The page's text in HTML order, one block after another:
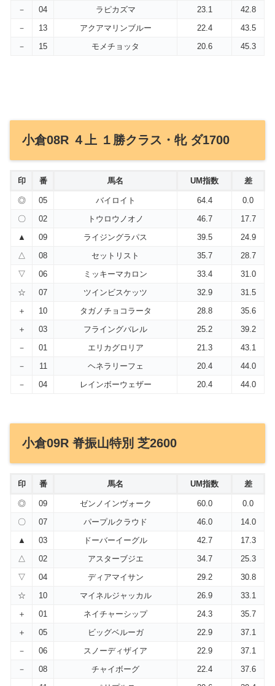
－
04 ラピカズマ 23.1
42.8
－
13 アクアマリンブルー 22.4
43.5
－
15 モメチョッタ 20.6 45.3
小倉08R ４上 １勝クラス・牝 ダ1700
印 番 馬名 UM指数 差
◎ 05 バイロイト 64.4
0.0
〇
02 トウロウノオノ 46.7
17.7
▲
09 ライジングラパス 39.5
24.9
△
08 セットリスト 35.7
28.7
▽
06 ミッキーマカロン 33.4
31.0
☆
07 ツインビスケッツ 32.9
31.5
＋
10 タガノチョコラータ 28.8
35.6
＋
03 フライングバレル 25.2
39.2
－
01 エリカグロリア 21.3
43.1
－
11 ヘネラリーフェ 20.4
44.0
－
04 レインボーウェザー 20.4 44.0
小倉09R 脊振山特別 芝2600
印 番 馬名 UM指数 差
◎ 09 ゼンノインヴォーク 60.0
0.0
〇
07 パープルクラウド 46.0
14.0
▲
03 ドーバーイーグル 42.7
17.3
△
02 アスターブジエ 34.7
25.3
▽
04 ディアマイサン 29.2
30.8
☆
10 マイネルジャッカル 26.9
33.1
＋
01 ネイチャーシップ 24.3
35.7
＋
05 ビッグベルーガ 22.9
37.1
－
06 スノーディザイア 22.9
37.1
－
08 チャイボーグ 22.4
37.6